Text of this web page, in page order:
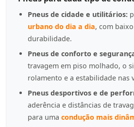
Pneus de cidade e utilitários:
urbano do dia a dia, com
durabilidade.
Pneus de conforto e
travagem em piso molhado, o
rolamento e a estabilidade nas
Pneus desportivos e de
aderência e distâncias de
para uma condução mais